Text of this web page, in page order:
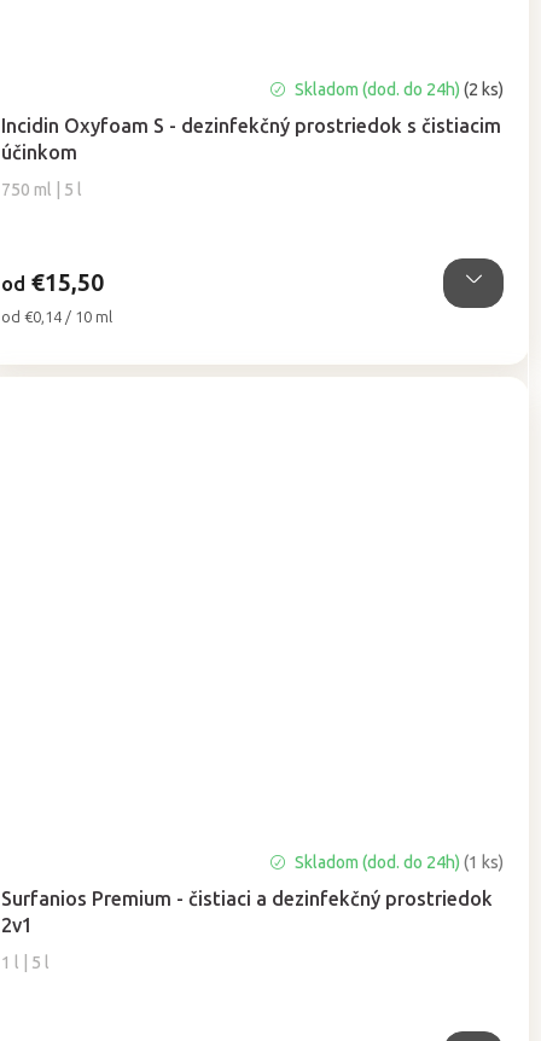
Incidin Oxyfoam S - dezinfekčný prostriedok s čistiacim
účinkom
750 ml | 5 l
hodnotenie
produktu
je
5,0
Skladom (dod. do 24h)(2 ks)
od €15,50
Jednotková
od €0,14 / 10 ml
Surfanios Premium - čistiaci a dezinfekčný prostriedok
2v1
1 l | 5 l
hodnotenie
produktu
je
5,0
Skladom (dod. do 24h)(1 ks)